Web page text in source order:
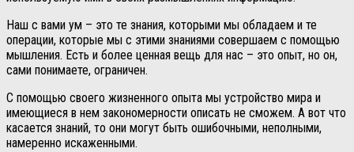
Наш с вами ум – это те знания, которыми мы обладаем и те
операции, которые мы с этими знаниями совершаем с помощью
мышления. Есть и более ценная вещь для нас – это опыт, но он,
сами понимаете, ограничен.
С помощью своего жизненного опыта мы устройство мира и
имеющиеся в нем закономерности описать не сможем. А вот что
касается знаний, то они могут быть ошибочными, неполными,
намеренно искаженными.